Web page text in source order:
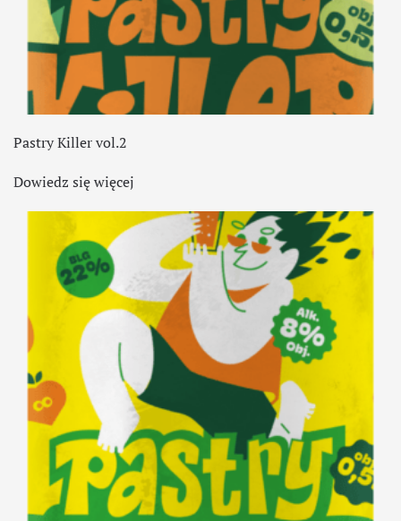
Pastry Killer vol.2
Dowiedz się więcej